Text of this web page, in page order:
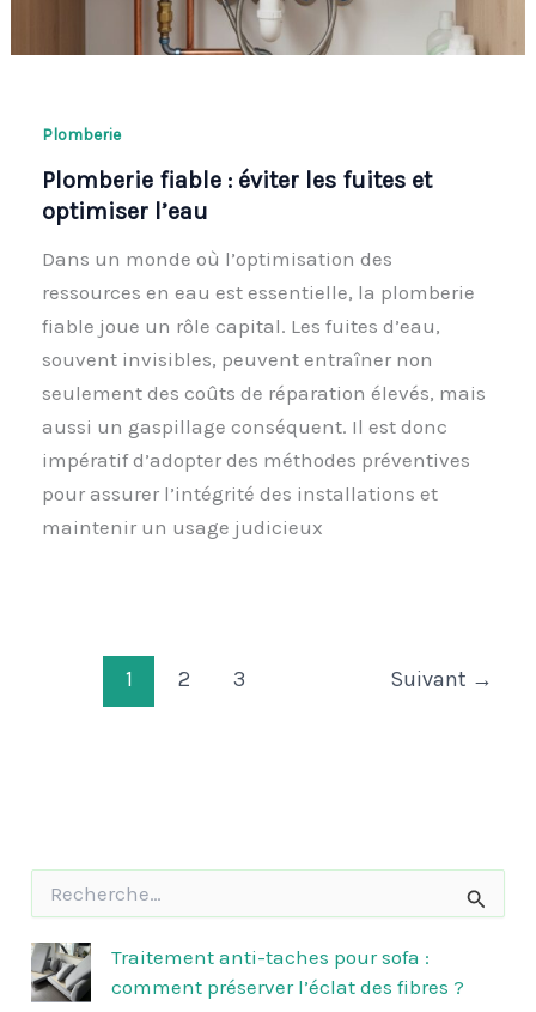
Plomberie
Plomberie fiable : éviter les fuites et
optimiser l’eau
Dans un monde où l’optimisation des
ressources en eau est essentielle, la plomberie
fiable joue un rôle capital. Les fuites d’eau,
souvent invisibles, peuvent entraîner non
seulement des coûts de réparation élevés, mais
aussi un gaspillage conséquent. Il est donc
impératif d’adopter des méthodes préventives
pour assurer l’intégrité des installations et
maintenir un usage judicieux
1 2 3 Suivant →
h
e
r
Traitement anti-taches pour sofa :
comment préserver l’éclat des fibres ?